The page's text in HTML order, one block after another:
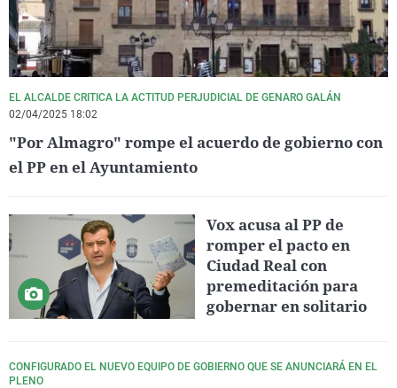
EL ALCALDE CRITICA LA ACTITUD PERJUDICIAL DE GENARO GALÁN
02/04/2025 18:02
"Por Almagro" rompe el acuerdo de gobierno con
el PP en el Ayuntamiento
Vox acusa al PP de
romper el pacto en
Ciudad Real con
premeditación para
gobernar en solitario
CONFIGURADO EL NUEVO EQUIPO DE GOBIERNO QUE SE ANUNCIARÁ EN EL
PLENO